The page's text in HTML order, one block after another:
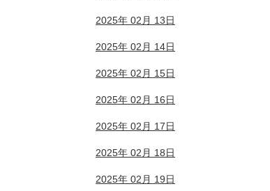
2025年 02月 13日
2025年 02月 14日
2025年 02月 15日
2025年 02月 16日
2025年 02月 17日
2025年 02月 18日
2025年 02月 19日